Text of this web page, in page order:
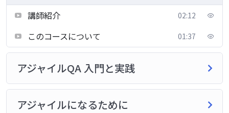
講師紹介 02:12
このコースについて 01:37
アジャイルQA 入門と実践
アジャイルになるために